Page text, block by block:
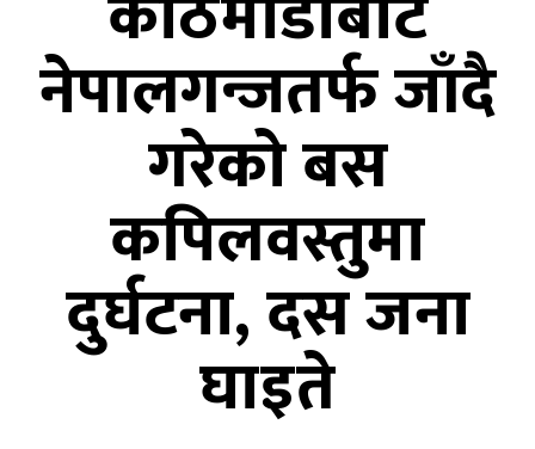
नेपालगन्जतर्फ जाँदै
गरेको बस
कपिलवस्तुमा
दुर्घटना, दस जना
घाइते